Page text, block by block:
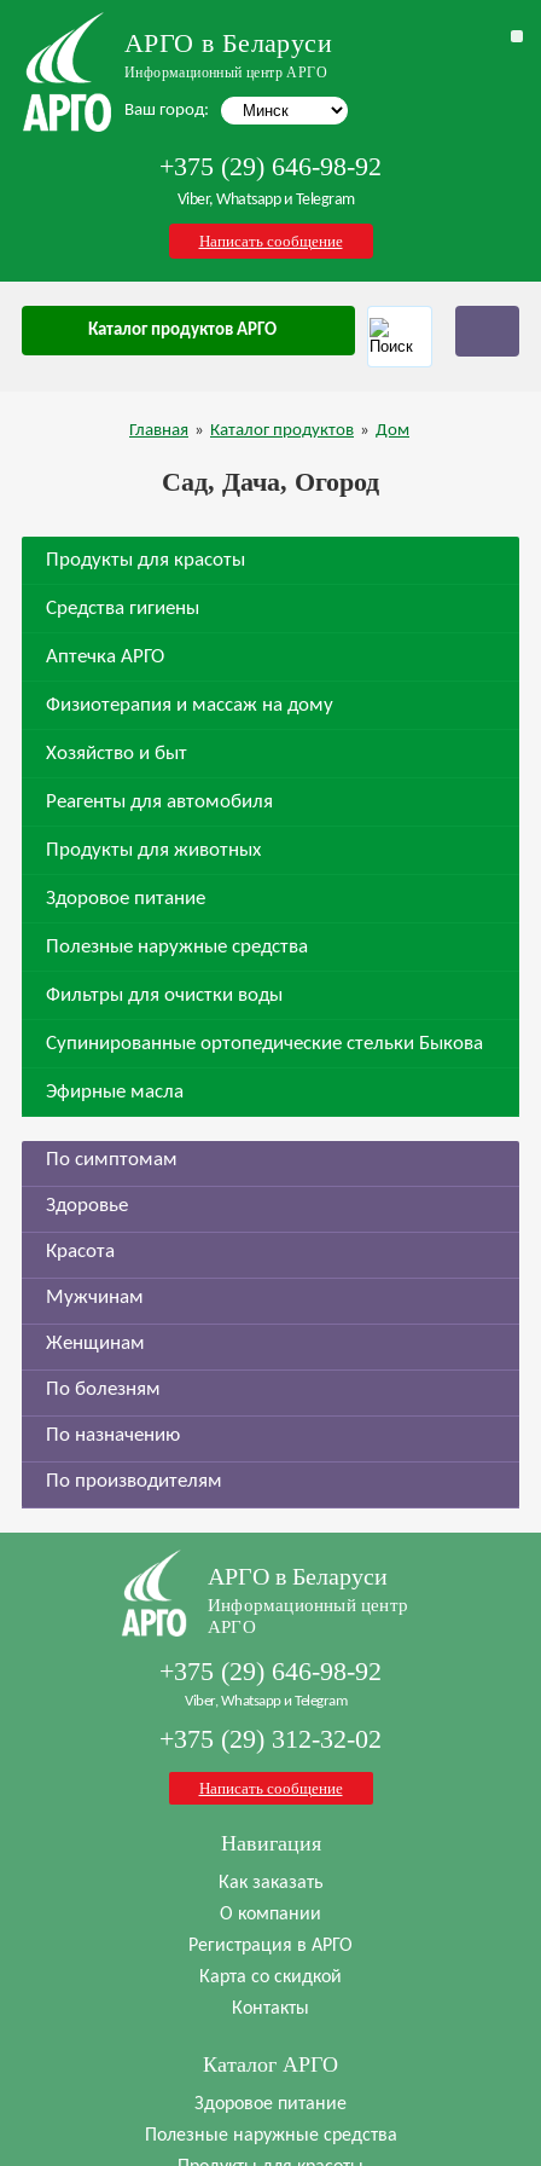
АРГО в Беларуси
Информационный центр АРГО
Ваш город:
+375 (29) 646-98-92
Viber, Whatsapp и Telegram
Написать сообщение
Каталог продуктов АРГО
Главная » Каталог продуктов » Дом
Сад, Дача, Огород
Продукты для красоты
Средства гигиены
Аптечка АРГО
Физиотерапия и массаж на дому
Хозяйство и быт
Реагенты для автомобиля
Продукты для животных
Здоровое питание
Полезные наружные средства
Фильтры для очистки воды
Супинированные ортопедические стельки Быкова
Эфирные масла
По симптомам
Здоровье
Красота
Мужчинам
Женщинам
По болезням
По назначению
По производителям
АРГО в Беларуси
Информационный центр
АРГО
+375 (29) 646-98-92
Viber, Whatsapp и Telegram
+375 (29) 312-32-02
Написать сообщение
Навигация
Как заказать
О компании
Регистрация в АРГО
Карта со скидкой
Контакты
Каталог АРГО
Здоровое питание
Полезные наружные средства